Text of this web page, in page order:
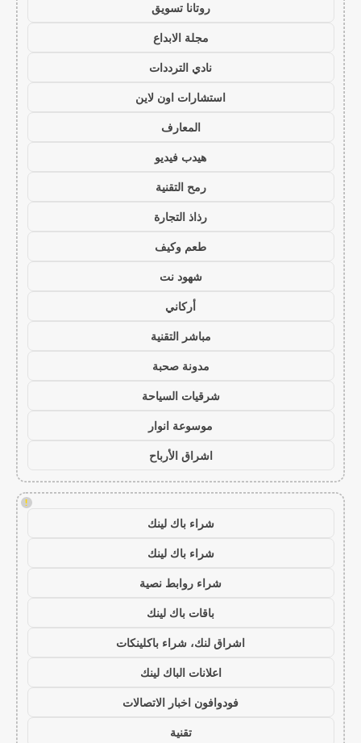
روتانا تسويق
مجلة الابداع
نادي الترددات
استشارات اون لاين
المعارف
هيدب فيديو
رمح التقنية
رذاذ التجارة
طعم وكيف
شهود نت
أركاني
مباشر التقنية
مدونة صحبة
شرقيات السياحة
موسوعة انوار
اشراق الأرباح
!
شراء باك لينك
شراء باك لينك
شراء روابط نصية
باقات باك لينك
اشراق لنك، شراء باكلينكات
اعلانات الباك لينك
فودوافون اخبار الاتصالات
تقنية